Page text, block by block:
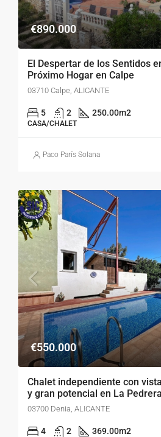
€890.000
El Despertar de los Sentidos
Próximo Hogar en Calpe
03710 Calpe, ALICANTE
5 2 250.00m2
CASA/CHALET
Paco París Solana
€550.000
Chalet independiente con
y gran potencial en La
03700 Denia, ALICANTE
4 2 369.00m2